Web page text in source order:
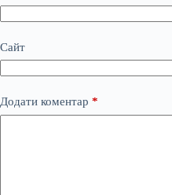
Сайт
Додати коментар *